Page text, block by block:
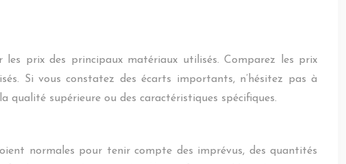
prix des principaux matériaux utilisés. Comparez les prix
Si vous constatez des écarts importants, n’hésitez pas à
qualité supérieure ou des caractéristiques spécifiques.
normales pour tenir compte des imprévus, des quantités